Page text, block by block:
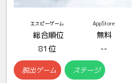
エスピーゲーム
総合順位
81位
AppStore
無料
--
脱出ゲーム ステージ